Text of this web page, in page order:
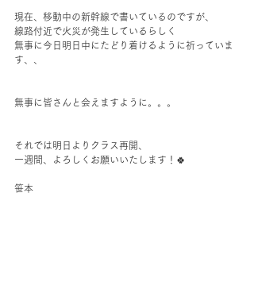
現在、移動中の新幹線で書いているのですが、
線路付近で火災が発生しているらしく
無事に今日明日中にたどり着けるように祈っていま
す、、
無事に皆さんと会えますように。。。
それでは明日よりクラス再開、
一週間、よろしくお願いいたします！🍀
笹本